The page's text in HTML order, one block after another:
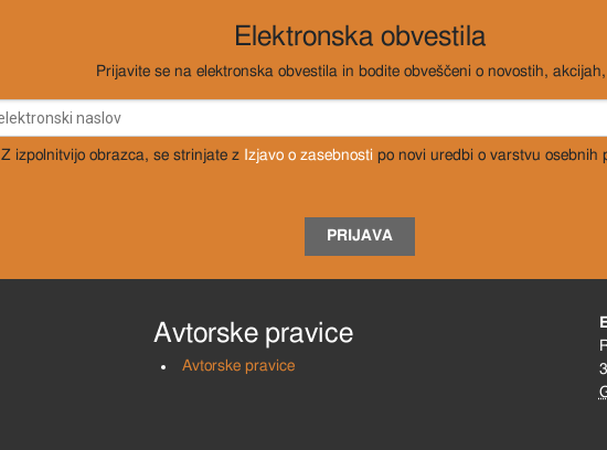
Elektronska obvestila
Prijavite se na elektronska obvestila in bodite obveščeni o novostih,
Z izpolnitvijo obrazca, se strinjate z Izjavo o zasebnosti po novi uredbi o varstvu osebnih
PRIJAVA
Avtorske pravice
Avtorske pravice